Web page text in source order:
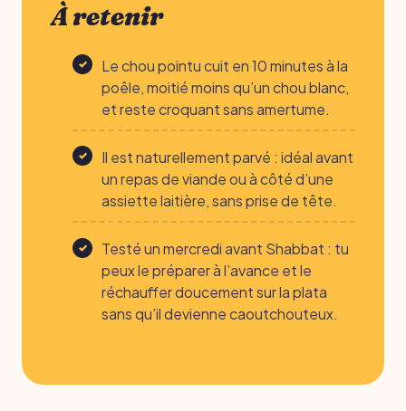
À retenir
Le chou pointu cuit en 10 minutes à la
poêle, moitié moins qu’un chou blanc,
et reste croquant sans amertume.
Il est naturellement parvé : idéal avant
un repas de viande ou à côté d’une
assiette laitière, sans prise de tête.
Testé un mercredi avant Shabbat : tu
peux le préparer à l’avance et le
réchauffer doucement sur la plata
sans qu’il devienne caoutchouteux.